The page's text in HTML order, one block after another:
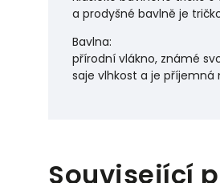
a prodyšné bavlně je
Bavlna:
přírodní vlákno, známé
saje vlhkost a je příjemná
Související